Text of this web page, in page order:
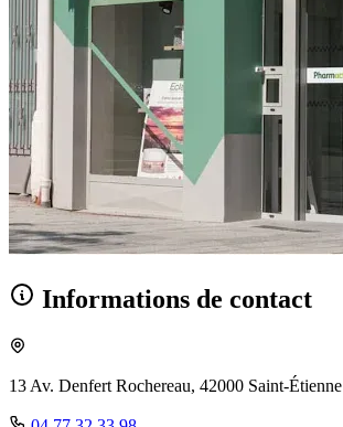
Informations de contact
13 Av. Denfert Rochereau, 42000 Saint-Étienne